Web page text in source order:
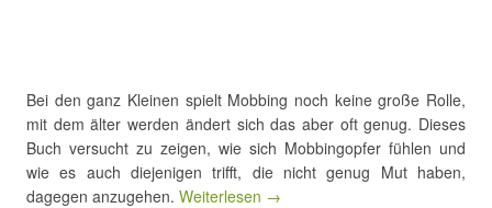
Bei den ganz Kleinen spielt Mobbing noch keine große Rolle,
mit dem älter werden ändert sich das aber oft genug. Dieses
Buch versucht zu zeigen, wie sich Mobbingopfer fühlen und
wie es auch diejenigen trifft, die nicht genug Mut haben,
dagegen anzugehen. Weiterlesen →